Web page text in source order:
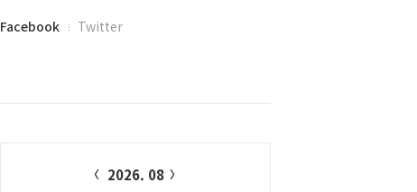
글
페
Facebook Twitter
2026. 08